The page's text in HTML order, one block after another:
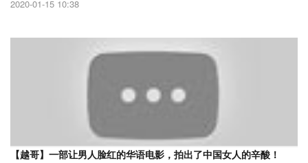
2020-01-15 10:38
【越哥】一部让男人脸红的华语电影，拍出了中国女人的辛酸！